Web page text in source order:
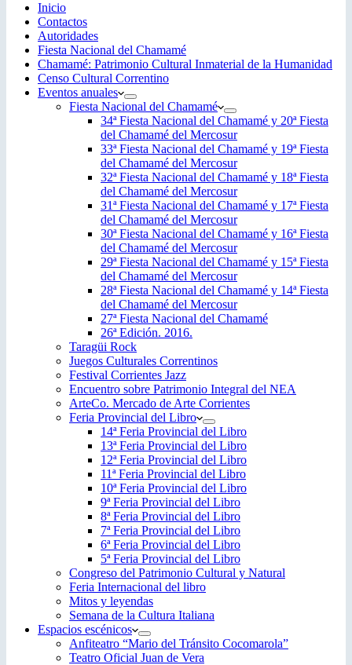
Inicio
Contactos
Autoridades
Fiesta Nacional del Chamamé
Chamamé: Patrimonio Cultural Inmaterial de la Humanidad
Censo Cultural Correntino
Eventos anuales
Fiesta Nacional del Chamamé
34ª Fiesta Nacional del Chamamé y 20ª Fiesta
del Chamamé del Mercosur
33ª Fiesta Nacional del Chamamé y 19ª Fiesta
del Chamamé del Mercosur
32ª Fiesta Nacional del Chamamé y 18ª Fiesta
del Chamamé del Mercosur
31ª Fiesta Nacional del Chamamé y 17ª Fiesta
del Chamamé del Mercosur
30ª Fiesta Nacional del Chamamé y 16ª Fiesta
del Chamamé del Mercosur
29ª Fiesta Nacional del Chamamé y 15ª Fiesta
del Chamamé del Mercosur
28ª Fiesta Nacional del Chamamé y 14ª Fiesta
del Chamamé del Mercosur
27ª Fiesta Nacional del Chamamé
26ª Edición. 2016.
Taragüi Rock
Juegos Culturales Correntinos
Festival Corrientes Jazz
Encuentro sobre Patrimonio Integral del NEA
ArteCo. Mercado de Arte Corrientes
Feria Provincial del Libro
14ª Feria Provincial del Libro
13ª Feria Provincial del Libro
12ª Feria Provincial del Libro
11ª Feria Provincial del Libro
10ª Feria Provincial del Libro
9ª Feria Provincial del Libro
8ª Feria Provincial del Libro
7ª Feria Provincial del Libro
6ª Feria Provincial del Libro
5ª Feria Provincial del Libro
Congreso del Patrimonio Cultural y Natural
Feria Internacional del libro
Mitos y leyendas
Semana de la Cultura Italiana
Espacios escénicos
Anfiteatro “Mario del Tránsito Cocomarola”
Teatro Oficial Juan de Vera